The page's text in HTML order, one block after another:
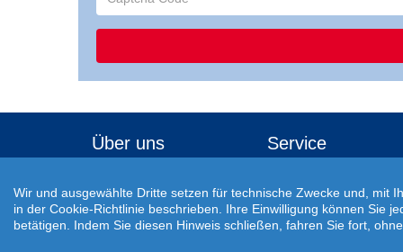
Über uns
Awards
Jobs
Service
Buchungsablauf
Einreisebestimmungen
Wir und ausgewählte Dritte setzen für technische Zwecke und, mit
in der Cookie-Richtlinie beschrieben. Ihre Einwilligung können Sie
betätigen. Indem Sie diesen Hinweis schließen, fahren Sie fort,